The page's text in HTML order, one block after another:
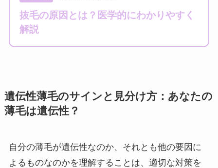
抜毛の原因とは？医学的にわかりやすく
解説
遺伝性薄毛のサインと見分け方：あなたの
薄毛は遺伝性？
自分の薄毛が遺伝性なのか、それとも他の要因に
よるものなのかを理解することは、適切な対策を